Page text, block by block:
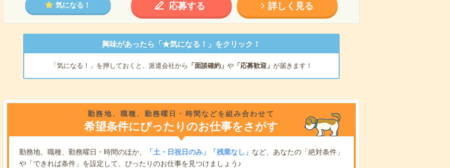
気になる！ 応募する 詳しく見る
興味があったら「★気になる！」をクリック！
「気になる！」を押しておくと、派遣会社から 「面談確約」 や「応募歓迎」 が届きます！
勤務地、職種、勤務曜日・時間などを組み合わせて
希望条件にぴったりのお仕事をさがす
勤務地、職種、勤務曜日・時間のほか、 「土・日祝日のみ」「残業なし」 など、あなたの「絶対条件」
や「できれば条件」を設定して、ぴったりのお仕事を見つけましょう♪